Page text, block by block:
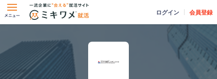
ログイン 会員登録